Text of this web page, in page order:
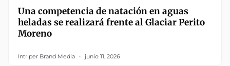
Una competencia de natación en aguas
heladas se realizará frente al Glaciar Perito
Moreno
Intriper Brand Media junio 11, 2026